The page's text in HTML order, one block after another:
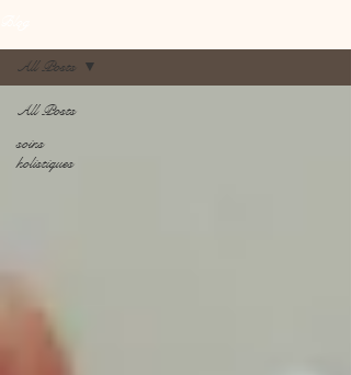
All Posts
soins
holistiques
All Posts